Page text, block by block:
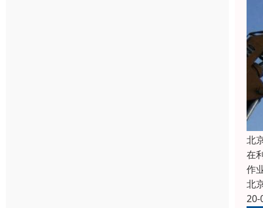
北
在
作
北
20-